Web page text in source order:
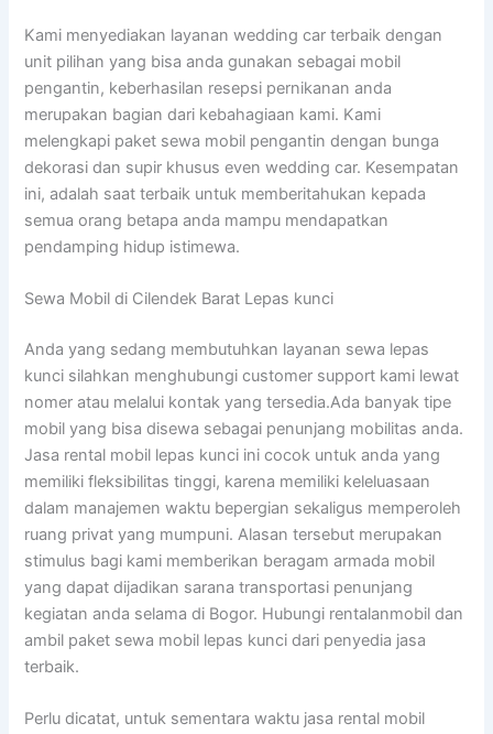
Kami menyediakan layanan wedding car terbaik dengan
unit pilihan yang bisa anda gunakan sebagai mobil
pengantin, keberhasilan resepsi pernikanan anda
merupakan bagian dari kebahagiaan kami. Kami
melengkapi paket sewa mobil pengantin dengan bunga
dekorasi dan supir khusus even wedding car. Kesempatan
ini, adalah saat terbaik untuk memberitahukan kepada
semua orang betapa anda mampu mendapatkan
pendamping hidup istimewa.
Sewa Mobil di Cilendek Barat Lepas kunci
Anda yang sedang membutuhkan layanan sewa lepas
kunci silahkan menghubungi customer support kami lewat
nomer atau melalui kontak yang tersedia.Ada banyak tipe
mobil yang bisa disewa sebagai penunjang mobilitas anda.
Jasa rental mobil lepas kunci ini cocok untuk anda yang
memiliki fleksibilitas tinggi, karena memiliki keleluasaan
dalam manajemen waktu bepergian sekaligus memperoleh
ruang privat yang mumpuni. Alasan tersebut merupakan
stimulus bagi kami memberikan beragam armada mobil
yang dapat dijadikan sarana transportasi penunjang
kegiatan anda selama di Bogor. Hubungi rentalanmobil dan
ambil paket sewa mobil lepas kunci dari penyedia jasa
terbaik.
Perlu dicatat, untuk sementara waktu jasa rental mobil